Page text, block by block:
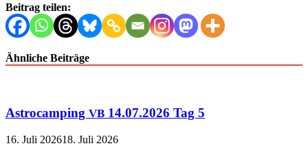
Beitrag teilen:
Ähnliche Beiträge
Astrocamping VB 14.07.2026 Tag 5
16. Juli 202618. Juli 2026